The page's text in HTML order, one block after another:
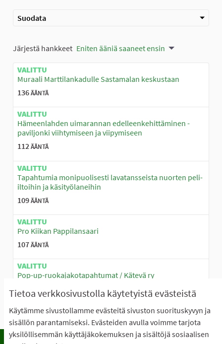
Tietoa verkkosivustolla käytetyistä evästeistä
Käytämme sivustollamme evästeitä sivuston suorituskyvyn ja
sisällön parantamiseksi. Evästeiden avulla voimme tarjota
yksilöllisemmän käyttäjäkokemuksen ja sisältöjä sosiaalisen
Suodata
Järjestä hankkeet Eniten ääniä saaneet ensin
VALITTU
Muraali Marttilankadulle Sastamalan keskustaan
136ÄÄNTÄ
VALITTU
Hämeenlahden uimarannan edelleenkehittäminen -
paviljonki viihtymiseen ja viipymiseen
112ÄÄNTÄ
VALITTU
Tapahtumia monipuolisesti lavatansseista nuorten peli-
iltoihin ja käsityölaneihin
109ÄÄNTÄ
VALITTU
Pro Kiikan Pappilansaari
107ÄÄNTÄ
VALITTU
Pop-up-ruokajakotapahtumat / Kätevä ry
103